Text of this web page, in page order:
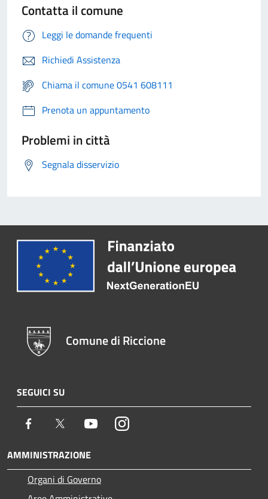
Contatta il comune
Leggi le domande frequenti
Richiedi Assistenza
Chiama il comune 0541 608111
Prenota un appuntamento
Problemi in città
Segnala disservizio
Comune di Riccione
SEGUICI SU
Facebook Twitter YoutubeInstagram
AMMINISTRAZIONE
Organi di Governo